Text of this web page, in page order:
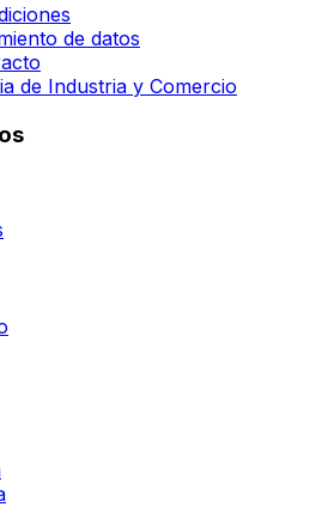
de datos
de Industria y Comercio